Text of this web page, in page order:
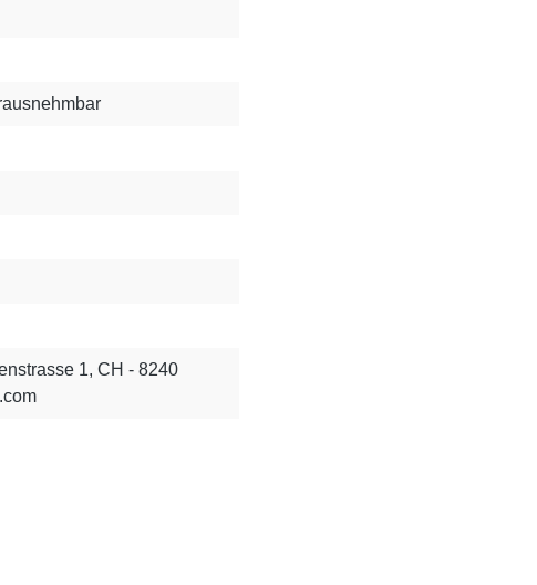
1, CH - 8240